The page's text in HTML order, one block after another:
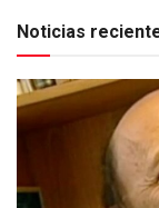
Noticias